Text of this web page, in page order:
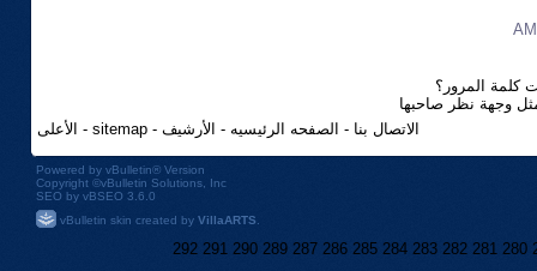
كلمة المرور؟
وجهة نظر صاحبها
الاتصال بنا - الصفحه الرئيسيه - الأرشيف -
sitemap
- الأعلى
Powered by vBulletin®Version
Copyright ©vBulletin Solutions, Inc
SEO by vBSEO 3.6.0
vBulletin skin created by VillaARTS
280
281
282
283
284
285
286
287
289
290
291
292